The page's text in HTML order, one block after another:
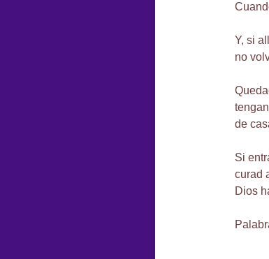
Y, si
no
de
Si
curad
Dios